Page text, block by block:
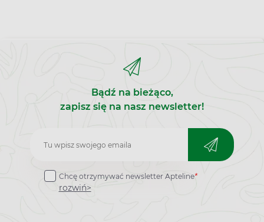
Bądź na bieżąco,
zapisz się na nasz newsletter!
Zapisz
do
newslettera
Chcę otrzymywać newsletter Apteline*
rozwiń>